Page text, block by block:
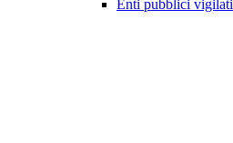
Enti pubblici vigilati